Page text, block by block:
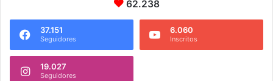
62.238
37.151
Seguidores
6.060
Inscritos
19.027
Seguidores